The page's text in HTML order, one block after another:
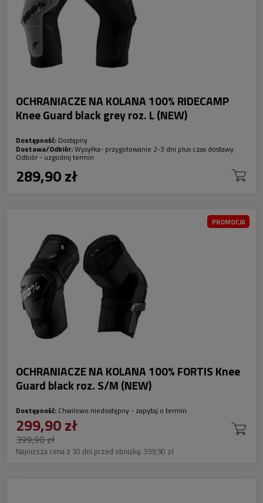
OCHRANIACZE NA KOLANA 100% RIDECAMP
Knee Guard black grey roz. L (NEW)
Dostępność: Dostępny
Dostawa/Odbiór:Wysyłka- przygotowanie 2-3 dni plus czas dostawy.
Odbiór - uzgodnij termin
289,90 zł
OCHRANIACZE NA KOLANA 100% FORTIS Knee
Guard black roz. S/M (NEW)
Dostępność: Chwilowo niedostępny - zapytaj o termin
299,90 zł
399,90 zł
Najniższa cena z 30 dni przed obniżką: 399,90 zł
PROMOCJA